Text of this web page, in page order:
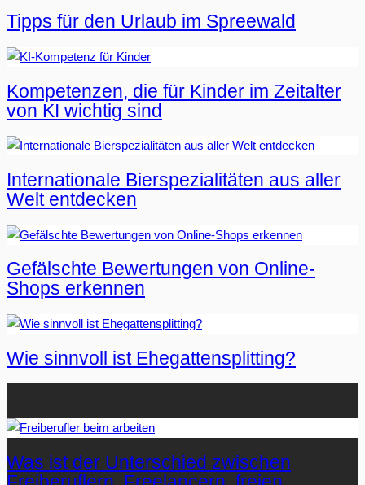
Tipps für den Urlaub im Spreewald
Kompetenzen, die für Kinder im Zeitalter
von KI wichtig sind
Internationale Bierspezialitäten aus aller
Welt entdecken
Gefälschte Bewertungen von Online-
Shops erkennen
Wie sinnvoll ist Ehegattensplitting?
Was ist der Unterschied zwischen